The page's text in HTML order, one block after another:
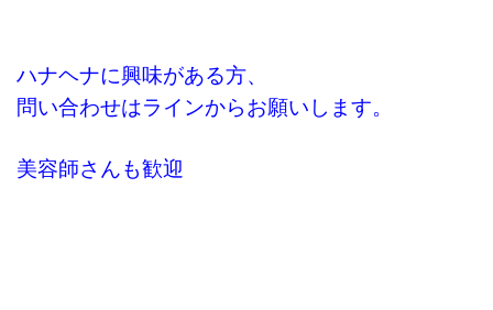
ハナヘナに興味がある方、
問い合わせはラインからお願いします。
美容師さんも歓迎